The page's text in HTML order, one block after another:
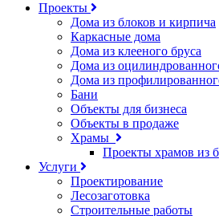
Проекты
Дома из блоков и кирпича
Каркасные дома
Дома из клееного бруса
Дома из
Дома из
Бани
Объекты для бизнеса
Объекты в продаже
Храмы
Проекты храмов из
Услуги
Проектирование
Лесозаготовка
Строительные работы